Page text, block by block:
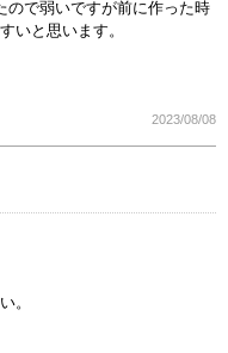
ので弱いですが前に作った時
いと思います。
2023/08/08
。